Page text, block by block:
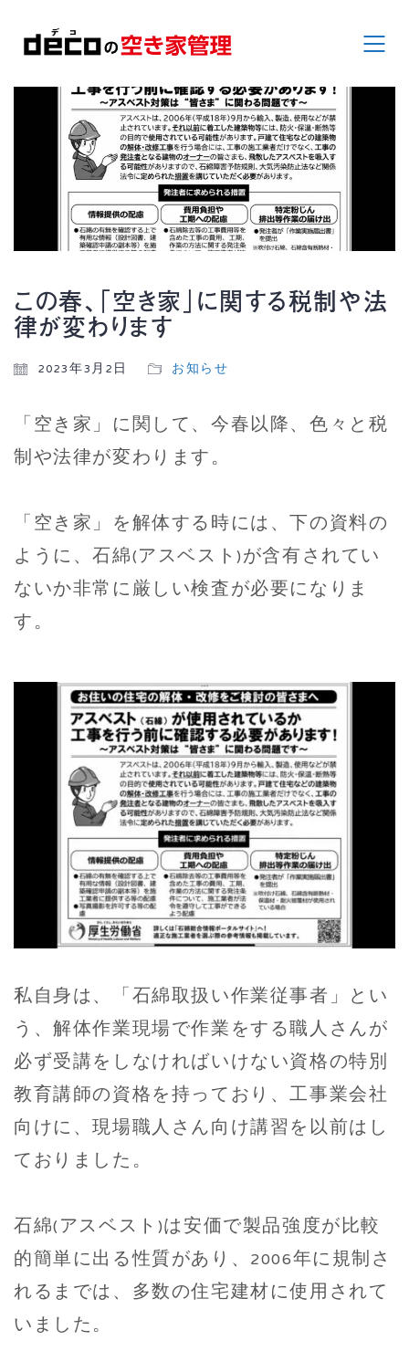
この春、「空き家」に関する税制や法
律が変わります
2023年3月2日 お知らせ
「空き家」に関して、今春以降、色々と税
制や法律が変わります。
「空き家」を解体する時には、下の資料の
ように、石綿(アスベスト)が含有されてい
ないか非常に厳しい検査が必要になりま
す。
私自身は、「石綿取扱い作業従事者」とい
う、解体作業現場で作業をする職人さんが
必ず受講をしなければいけない資格の特別
教育講師の資格を持っており、工事業会社
向けに、現場職人さん向け講習を以前はし
ておりました。
石綿(アスベスト)は安価で製品強度が比較
的簡単に出る性質があり、2006年に規制さ
れるまでは、多数の住宅建材に使用されて
いました。